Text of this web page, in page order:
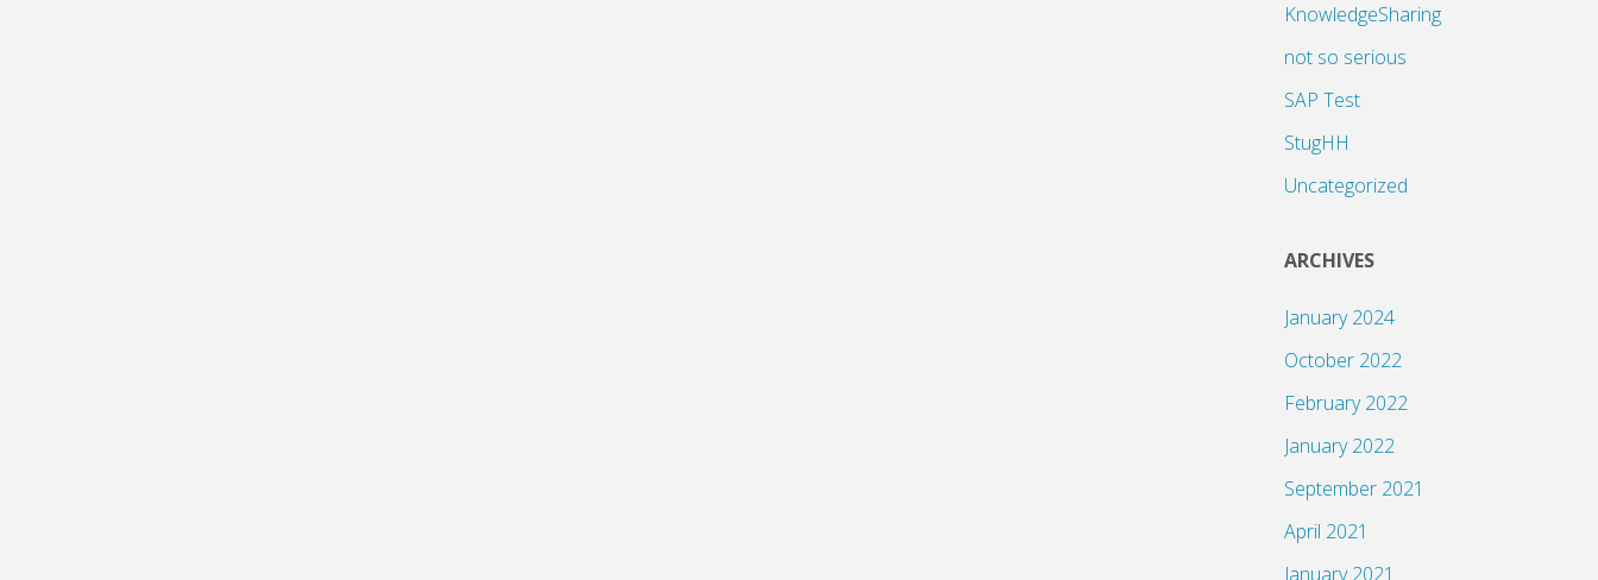
KnowledgeSharing
not so serious
SAP Test
StugHH
Uncategorized
ARCHIVES
January 2024
October 2022
February 2022
January 2022
September 2021
April 2021
January 2021